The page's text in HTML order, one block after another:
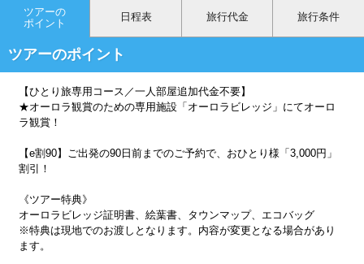
ツアーの
ポイント
日程表 旅行代金 旅行条件
ツアーのポイント
【ひとり旅専用コース／一人部屋追加代金不要】
★オーロラ観賞のための専用施設「オーロラビレッジ」にてオーロ
ラ観賞！
【e割90】ご出発の90日前までのご予約で、おひとり様「3,000円」
割引！
《ツアー特典》
オーロラビレッジ証明書、絵葉書、タウンマップ、エコバッグ
※特典は現地でのお渡しとなります。内容が変更となる場合があり
ます。